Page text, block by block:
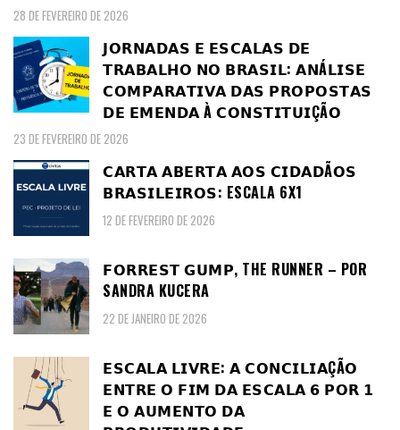
28 DE FEVEREIRO DE 2026
𝗝𝗢𝗥𝗡𝗔𝗗𝗔𝗦 𝗘 𝗘𝗦𝗖𝗔𝗟𝗔𝗦 𝗗𝗘
𝗧𝗥𝗔𝗕𝗔𝗟𝗛𝗢 𝗡𝗢 𝗕𝗥𝗔𝗦𝗜𝗟: 𝗔𝗡Á𝗟𝗜𝗦𝗘
𝗖𝗢𝗠𝗣𝗔𝗥𝗔𝗧𝗜𝗩𝗔 𝗗𝗔𝗦 𝗣𝗥𝗢𝗣𝗢𝗦𝗧𝗔𝗦
𝗗𝗘 𝗘𝗠𝗘𝗡𝗗𝗔 À 𝗖𝗢𝗡𝗦𝗧𝗜𝗧𝗨𝗜ÇÃ𝗢
23 DE FEVEREIRO DE 2026
𝗖𝗔𝗥𝗧𝗔 𝗔𝗕𝗘𝗥𝗧𝗔 𝗔𝗢𝗦 𝗖𝗜𝗗𝗔𝗗Ã𝗢𝗦
𝗕𝗥𝗔𝗦𝗜𝗟𝗘𝗜𝗥𝗢𝗦: ESCALA 6X1
12 DE FEVEREIRO DE 2026
𝗙𝗢𝗥𝗥𝗘𝗦𝗧 𝗚𝗨𝗠𝗣, THE RUNNER – POR
SANDRA KUCERA
22 DE JANEIRO DE 2026
𝗘𝗦𝗖𝗔𝗟𝗔 𝗟𝗜𝗩𝗥𝗘: 𝗔 𝗖𝗢𝗡𝗖𝗜𝗟𝗜𝗔ÇÃ𝗢
𝗘𝗡𝗧𝗥𝗘 𝗢 𝗙𝗜𝗠 𝗗𝗔 𝗘𝗦𝗖𝗔𝗟𝗔 𝟲 𝗣𝗢𝗥 𝟭
𝗘 𝗢 𝗔𝗨𝗠𝗘𝗡𝗧𝗢 𝗗𝗔